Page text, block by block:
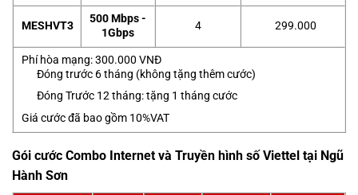
MESHVT3
500 Mbps -
1Gbps
4 299.000
Phí hòa mạng: 300.000 VNĐ
Đóng trước 6 tháng (không tặng thêm cước)
Đóng Trước 12 tháng: tặng 1 tháng cước
Giá cước đã bao gồm 10%VAT
Gói cước Combo Internet và Truyền hình số Viettel tại Ngũ
Hành Sơn